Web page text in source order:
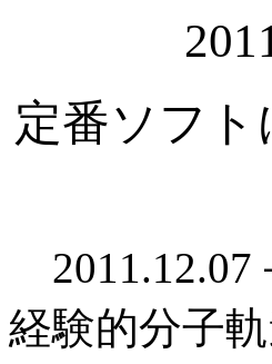
定番ソフ
2011.12.07
経験的分子